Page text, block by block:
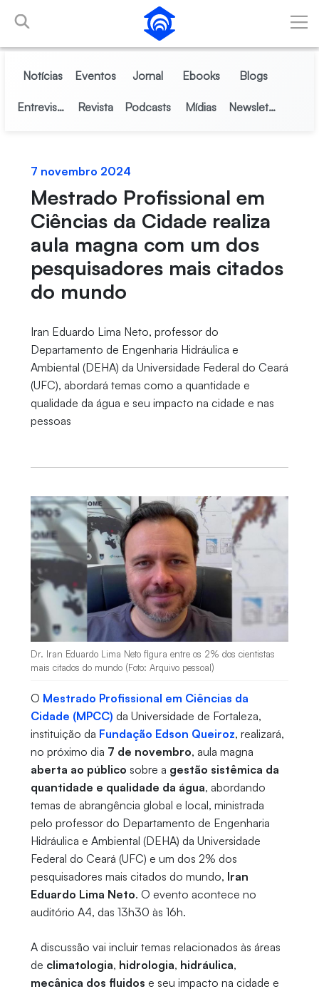
Pular para o Conteúdo principal
Notícias Eventos Jornal Ebooks Blogs
Entrevistas Revista Podcasts Mídias Newsletter
7 novembro 2024
Mestrado Profissional em
Ciências da Cidade realiza
aula magna com um dos
pesquisadores mais citados
do mundo
Iran Eduardo Lima Neto, professor do
Departamento de Engenharia Hidráulica e
Ambiental (DEHA) da Universidade Federal do Ceará
(UFC), abordará temas como a quantidade e
qualidade da água e seu impacto na cidade e nas
pessoas
Dr. Iran Eduardo Lima Neto figura entre os 2% dos cientistas
mais citados do mundo (Foto: Arquivo pessoal)
O Mestrado Profissional em Ciências da
Cidade (MPCC) da Universidade de Fortaleza,
instituição da Fundação Edson Queiroz, realizará,
no próximo dia 7 de novembro, aula magna
aberta ao público sobre a gestão sistêmica da
quantidade e qualidade da água, abordando
temas de abrangência global e local, ministrada
pelo professor do Departamento de Engenharia
Hidráulica e Ambiental (DEHA) da Universidade
Federal do Ceará (UFC) e um dos 2% dos
pesquisadores mais citados do mundo, Iran
Eduardo Lima Neto. O evento acontece no
auditório A4, das 13h30 às 16h.
A discussão vai incluir temas relacionados às áreas
de climatologia, hidrologia, hidráulica,
mecânica dos fluidos e seu impacto na cidade e